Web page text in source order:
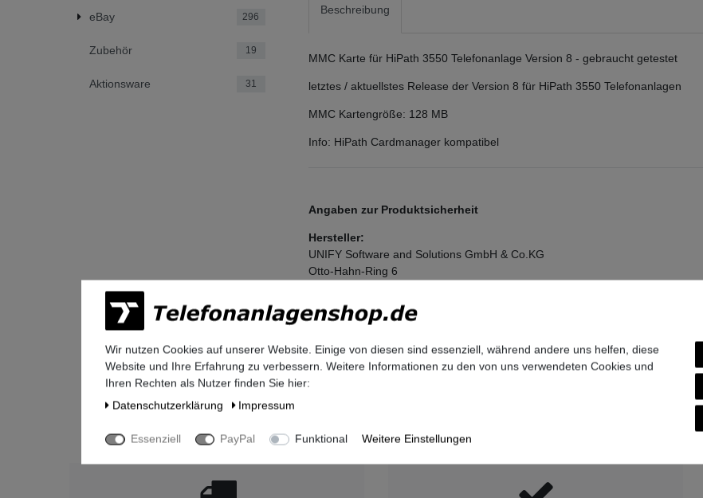
eBay 296
Zubehör 19
Aktionsware 31
Beschreibung
MMC Karte für HiPath 3550 Telefonanlage Version 8 - gebraucht getestet
letztes / aktuellstes Release der Version 8 für HiPath 3550 Telefonanlagen
MMC Kartengröße: 128 MB
Info: HiPath Cardmanager kompatibel
Angaben zur Produktsicherheit
Hersteller:
UNIFY Software and Solutions GmbH & Co.KG
Otto-Hahn-Ring 6
Deutschland
legal@mitel.com
Seit 2009 stehen wir für Qualität, Zuverlässigkeit
Wir nutzen Cookies auf unserer Website. Einige von diesen sind essenziell, während andere uns helfen, diese
Website und Ihre Erfahrung zu verbessern. Weitere Informationen zu den von uns verwendeten Cookies und
Ihren Rechten als Nutzer finden Sie hier:
Daten­schutz­erklärung
Impressum
Essenziell PayPal Funktional Weitere Einstellungen